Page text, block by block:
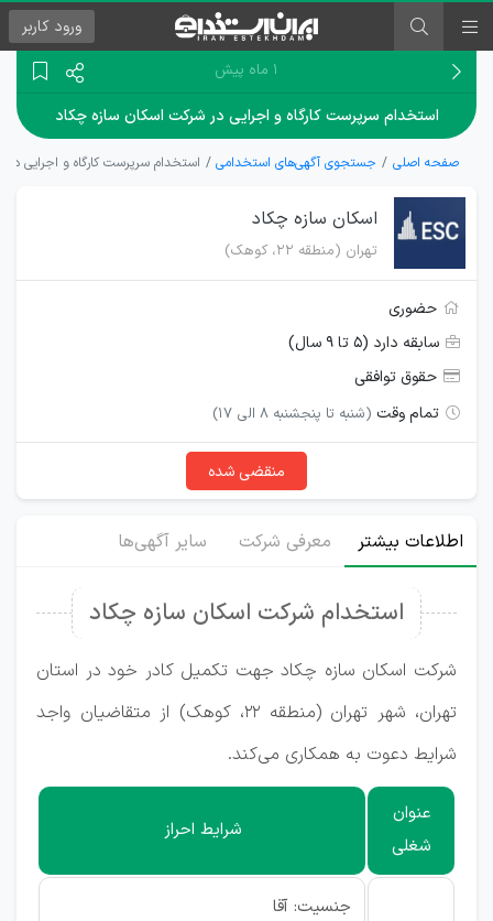
ورود کاربر
۱ ماه پیش
استخدام سرپرست کارگاه و اجرایی در شرکت اسکان سازه چکاد
صفحه اصلی جستجوی آگهی‌های استخدامی استخدام سرپرست کارگاه و اجرایی
اسکان سازه چکاد
تهران (منطقه ۲۲، کوهک)
حضوری
سابقه دارد (۵ تا ۹ سال)
حقوق توافقی
تمام وقت (شنبه تا پنجشنبه ۸ الی ۱۷)
منقضی شده
اطلاعات بیشتر معرفی شرکت سایر آگهی‌ها
استخدام شرکت اسکان سازه چکاد
شرکت اسکان سازه چکاد جهت تکمیل کادر خود در استان
تهران، شهر تهران (منطقه ۲۲، کوهک) از متقاضیان واجد
شرایط دعوت به همکاری می‌کند.
عنوان
شغلی
شرایط احراز
جنسیت: آقا